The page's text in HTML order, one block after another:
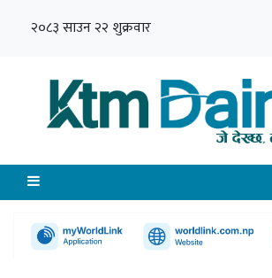
२०८३ साउन २२ शुक्रवार